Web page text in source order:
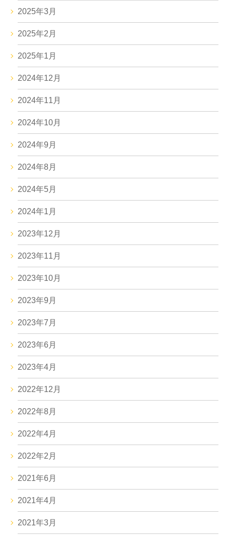
2025年3月
2025年2月
2025年1月
2024年12月
2024年11月
2024年10月
2024年9月
2024年8月
2024年5月
2024年1月
2023年12月
2023年11月
2023年10月
2023年9月
2023年7月
2023年6月
2023年4月
2022年12月
2022年8月
2022年4月
2022年2月
2021年6月
2021年4月
2021年3月